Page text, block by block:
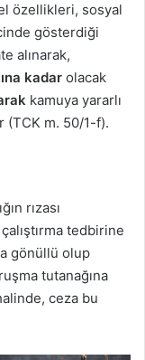
özellikleri, sosyal
gösterdiği
alınarak,
kadar olacak
kamuya yararlı
(TCK m. 50/1-f).
rızası
tedbirine
gönüllü olup
tutanağına
ceza bu